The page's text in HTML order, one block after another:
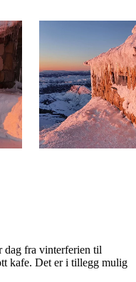
dag fra vinterferien til
kafe. Det er i tillegg mulig